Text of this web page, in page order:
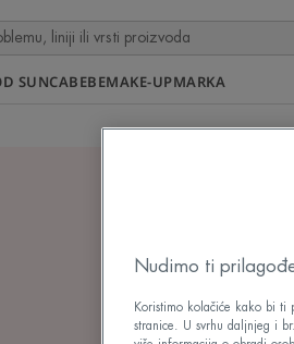
SUNCABEBEMAKE-UPMARKA
Nudimo ti
Koristimo kolačiće kako bi ti
stranice. U svrhu daljnjeg i